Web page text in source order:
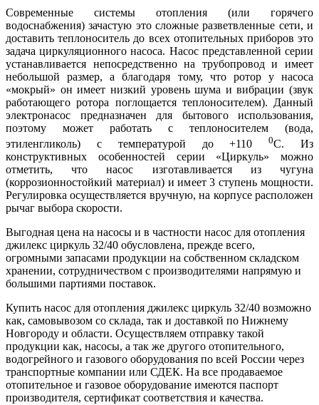
Современные системы отопления (или горячего
водоснабжения) зачастую это сложные разветвленные сети, и
доставить теплоноситель до всех отопительных приборов это
задача циркуляционного насоса. Насос представленной серии
устанавливается непосредственно на трубопровод и имеет
небольшой размер, а благодаря тому, что ротор у насоса
«мокрый» он имеет низкий уровень шума и вибрации (звук
работающего ротора поглощается теплоносителем). Данный
электронасос предназначен для бытового использования,
поэтому может работать с теплоносителем (вода,
этиленгликоль) с температурой до +1100С. Из
конструктивных особенностей серии «Циркуль» можно
отметить, что насос изготавливается из чугуна
(коррозионностойкий материал) и имеет 3 ступень мощности.
Регулировка осуществляется вручную, на корпусе расположен
рычаг выбора скорости.
Выгодная цена на насосы и в частности насос для отопления
джилекс циркуль 32/40 обусловлена, прежде всего,
огромными запасами продукции на собственном складском
хранении, сотрудничеством с производителями напрямую и
большими партиями поставок.
Купить насос для отопления джилекс циркуль 32/40 возможно
как, самовывозом со склада, так и доставкой по Нижнему
Новгороду и области. Осуществляем отправку такой
продукции как, насосы, а так же другого отопительного,
водогрейного и газового оборудования по всей России через
транспортные компании или СДЕК. На все продаваемое
отопительное и газовое оборудование имеются паспорт
производителя, сертификат соответствия и качества.